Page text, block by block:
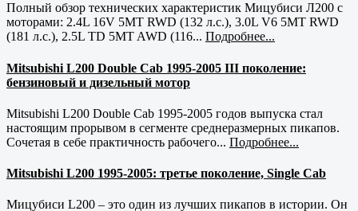
Полный обзор технических характеристик Мицубиси Л200 с
моторами: 2.4L 16V 5MT RWD (132 л.с.), 3.0L V6 5MT RWD
(181 л.с.), 2.5L TD 5MT AWD (116... Подробнее...
Mitsubishi L200 Double Cab 1995-2005 III поколение:
бензиновый и дизельный мотор
Mitsubishi L200 Double Cab 1995-2005 годов выпуска стал
настоящим прорывом в сегменте среднеразмерных пикапов.
Сочетая в себе практичность рабочего... Подробнее...
Mitsubishi L200 1995-2005: третье поколение, Single Cab
Мицубиси L200 – это один из лучших пикапов в истории. Он